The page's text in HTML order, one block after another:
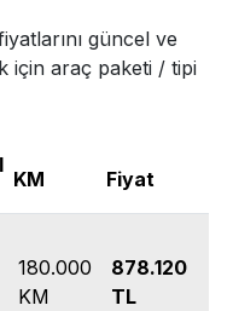
güncel ve
için araç paketi / tipi
KM Fiyat
180.000
KM
878.120
TL